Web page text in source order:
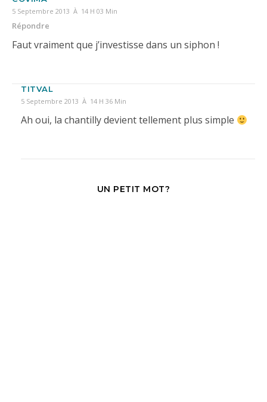
5 Septembre 2013 À 14 H 03 Min
Répondre
Faut vraiment que j’investisse dans un siphon !
TITVAL
5 Septembre 2013 À 14 H 36 Min
Ah oui, la chantilly devient tellement plus simple
UN PETIT MOT?